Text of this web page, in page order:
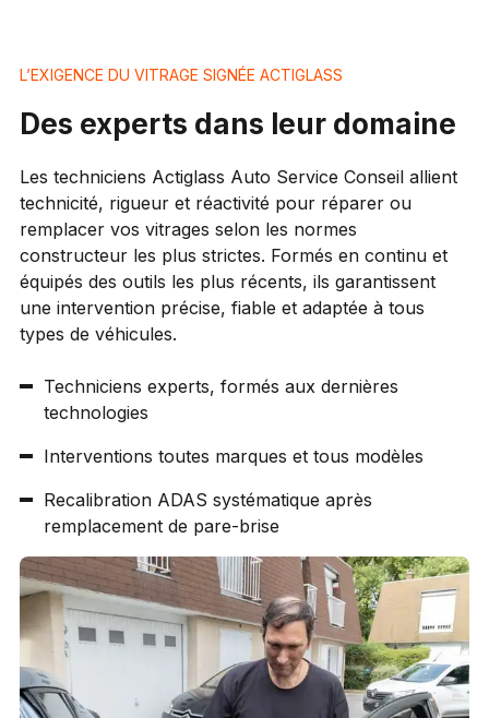
L’EXIGENCE DU VITRAGE SIGNÉE ACTIGLASS
Des experts dans leur domaine
Les techniciens Actiglass Auto Service Conseil allient
technicité, rigueur et réactivité pour réparer ou
remplacer vos vitrages selon les normes
constructeur les plus strictes. Formés en continu et
équipés des outils les plus récents, ils garantissent
une intervention précise, fiable et adaptée à tous
types de véhicules.
Techniciens experts, formés aux dernières
technologies
Interventions toutes marques et tous modèles
Recalibration ADAS systématique après
remplacement de pare-brise